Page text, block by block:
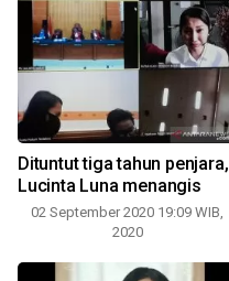
Dituntut tiga tahun penjara,
Lucinta Luna menangis
02 September 2020 19:09 WIB,
2020